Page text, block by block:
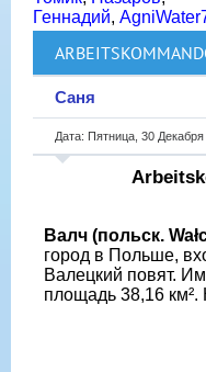
Геннадий,
Саня
Дата: Пятница, 30
Валч (польск.
город в Польше,
Валецкий повят.
площадь 38,16 км².